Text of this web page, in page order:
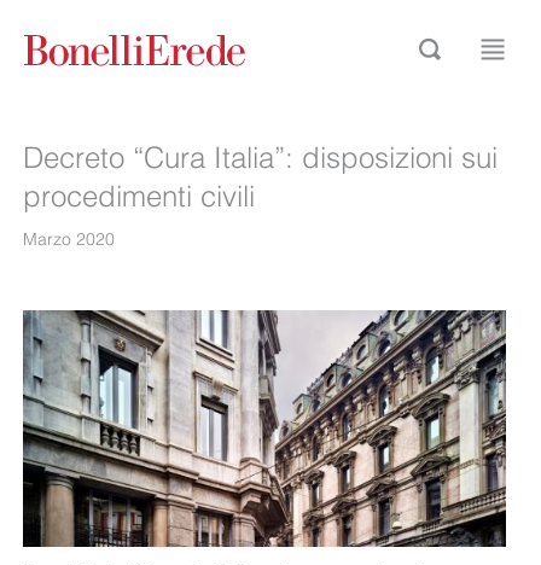
Decreto “Cura Italia”: disposizioni sui
procedimenti civili
Marzo 2020